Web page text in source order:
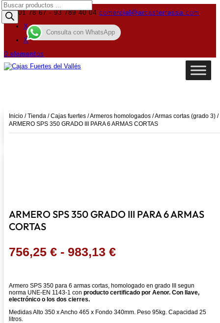
619 01 78 67 - 93 789 40 04 comercial@arcasterrassa.com
X
X
0 elementos
Búsqueda
de
productos
Inicio /Tienda /Cajas fuertes /Armeros homologados /Armas cortas (grado 3) /
ARMERO SPS 350 GRADO III PARA 6 ARMAS CORTAS
ARMERO SPS 350 GRADO III PARA 6 ARMAS
CORTAS
756,25 € - 983,13 €Rango
precios:
desde
756,25 €
Armero SPS 350 para 6 armas cortas, homologado en grado III segun
norma UNE-EN 1143-1 con producto certificado por Aenor. Con llave,
electrónico o los dos cierres.
Medidas Alto 350 x Ancho 465 x Fondo 340mm. Peso 95kg. Capacidad 25
litros.
Consulta con WhatsApp